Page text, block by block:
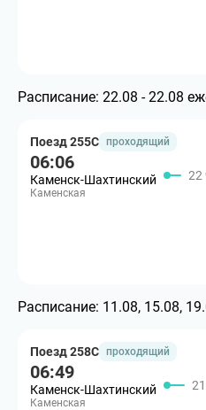
Расписание: 22.08 - 22.08
Поезд 255С проходящий
06:06
Каменск-Шахтинский
Каменская
22
Расписание: 11.08, 15.08,
Поезд 258С проходящий
06:49
Каменск-Шахтинский
Каменская